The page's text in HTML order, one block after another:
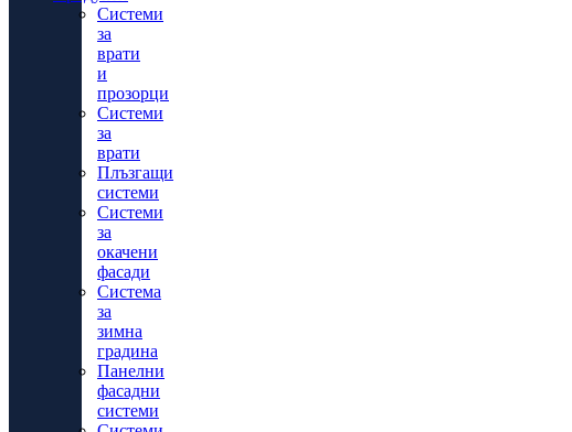
Системи
за
врати
и
прозорци
Системи
за
врати
Плъзгащи
системи
Системи
за
окачени
фасади
Система
за
зимна
градина
Панелни
фасадни
системи